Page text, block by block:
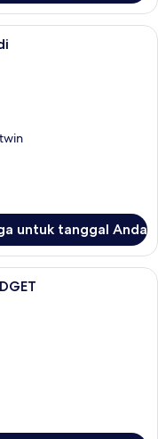
kamar mandi
untuk tanggal Anda
Easy & Smart Sleep LOW